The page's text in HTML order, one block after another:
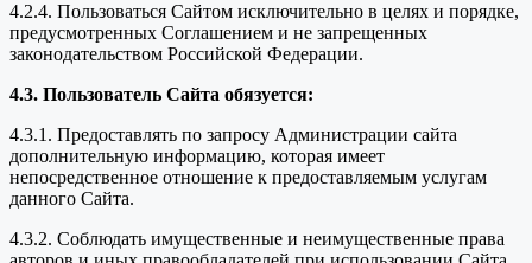
4.2.4. Пользоваться Сайтом исключительно в целях и порядке,
предусмотренных Соглашением и не запрещенных
законодательством Российской Федерации.
4.3. Пользователь Сайта обязуется:
4.3.1. Предоставлять по запросу Администрации сайта
дополнительную информацию, которая имеет
непосредственное отношение к предоставляемым услугам
данного Сайта.
4.3.2. Соблюдать имущественные и неимущественные права